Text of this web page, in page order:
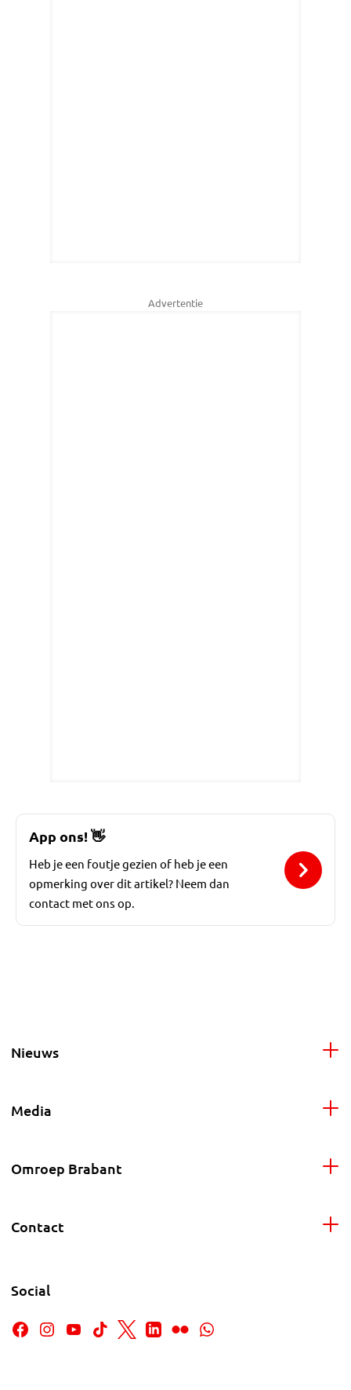
Advertentie
App ons!👋
Heb je een foutje gezien of heb je een
opmerking over dit artikel? Neem dan
contact met ons op.
Nieuws
Media
Omroep Brabant
Contact
Social